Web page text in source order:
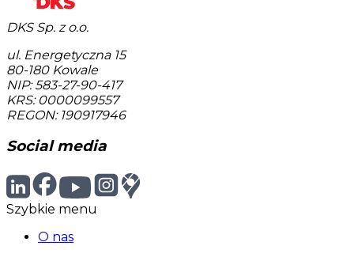
DKS Sp. z o.o.
ul. Energetyczna 15
80-180 Kowale
NIP: 583-27-90-417
KRS: 0000099557
REGON: 190917946
Social media
Szybkie menu
O nas